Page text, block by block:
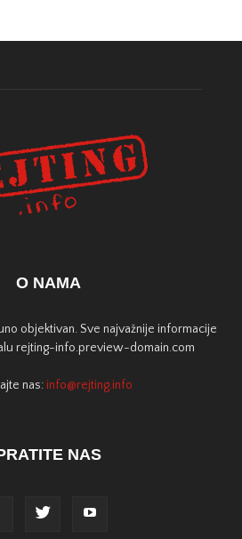
O NAMA
objektivan. Sve najvažnije informacije
rejting-info.preview-domain.com
nas: info@rejting.info
NAS